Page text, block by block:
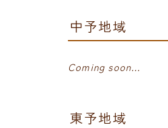
中予地域
Coming soon…
東予地域